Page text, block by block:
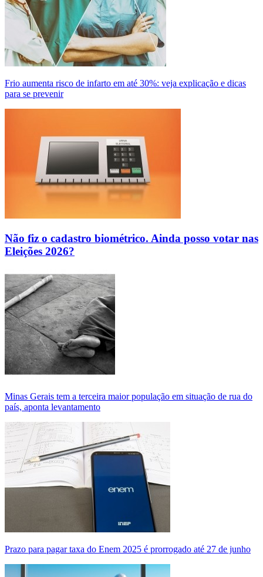
Frio aumenta risco de infarto em até 30%: veja explicação e dicas
para se prevenir
Não fiz o cadastro biométrico. Ainda posso votar nas
Eleições 2026?
Minas Gerais tem a terceira maior população em situação de rua do
país, aponta levantamento
Prazo para pagar taxa do Enem 2025 é prorrogado até 27 de junho